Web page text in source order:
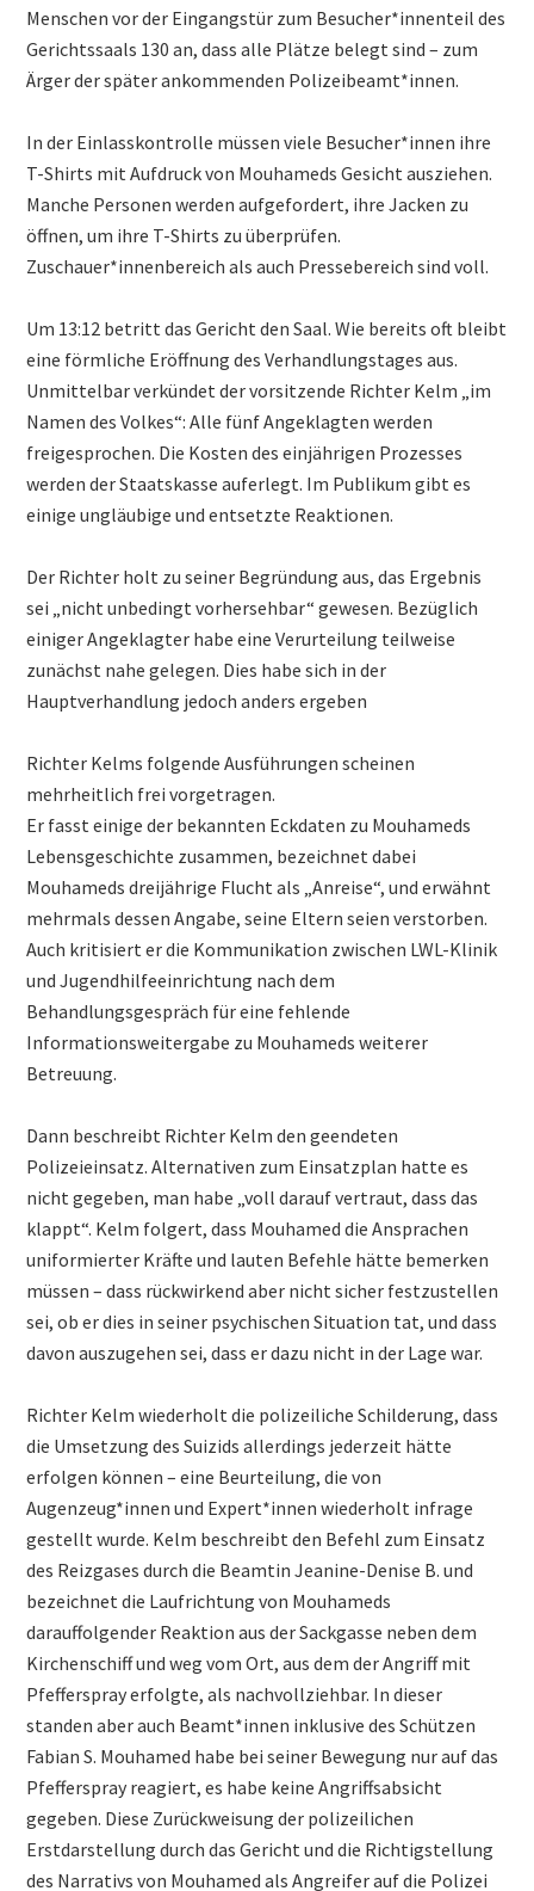
Menschen vor der Eingangstür zum Besucher*innenteil des
Gerichtssaals 130 an, dass alle Plätze belegt sind – zum
Ärger der später ankommenden Polizeibeamt*innen.
In der Einlasskontrolle müssen viele Besucher*innen ihre
T-Shirts mit Aufdruck von Mouhameds Gesicht ausziehen.
Manche Personen werden aufgefordert, ihre Jacken zu
öffnen, um ihre T-Shirts zu überprüfen.
Zuschauer*innenbereich als auch Pressebereich sind voll.
Um 13:12 betritt das Gericht den Saal. Wie bereits oft bleibt
eine förmliche Eröffnung des Verhandlungstages aus.
Unmittelbar verkündet der vorsitzende Richter Kelm „im
Namen des Volkes“: Alle fünf Angeklagten werden
freigesprochen. Die Kosten des einjährigen Prozesses
werden der Staatskasse auferlegt. Im Publikum gibt es
einige ungläubige und entsetzte Reaktionen.
Der Richter holt zu seiner Begründung aus, das Ergebnis
sei „nicht unbedingt vorhersehbar“ gewesen. Bezüglich
einiger Angeklagter habe eine Verurteilung teilweise
zunächst nahe gelegen. Dies habe sich in der
Hauptverhandlung jedoch anders ergeben
Richter Kelms folgende Ausführungen scheinen
mehrheitlich frei vorgetragen.
Er fasst einige der bekannten Eckdaten zu Mouhameds
Lebensgeschichte zusammen, bezeichnet dabei
Mouhameds dreijährige Flucht als „Anreise“, und erwähnt
mehrmals dessen Angabe, seine Eltern seien verstorben.
Auch kritisiert er die Kommunikation zwischen LWL-Klinik
und Jugendhilfeeinrichtung nach dem
Behandlungsgespräch für eine fehlende
Informationsweitergabe zu Mouhameds weiterer
Betreuung.
Dann beschreibt Richter Kelm den geendeten
Polizeieinsatz. Alternativen zum Einsatzplan hatte es
nicht gegeben, man habe „voll darauf vertraut, dass das
klappt“. Kelm folgert, dass Mouhamed die Ansprachen
uniformierter Kräfte und lauten Befehle hätte bemerken
müssen – dass rückwirkend aber nicht sicher festzustellen
sei, ob er dies in seiner psychischen Situation tat, und dass
davon auszugehen sei, dass er dazu nicht in der Lage war.
Richter Kelm wiederholt die polizeiliche Schilderung, dass
die Umsetzung des Suizids allerdings jederzeit hätte
erfolgen können – eine Beurteilung, die von
Augenzeug*innen und Expert*innen wiederholt infrage
gestellt wurde. Kelm beschreibt den Befehl zum Einsatz
des Reizgases durch die Beamtin Jeanine-Denise B. und
bezeichnet die Laufrichtung von Mouhameds
darauffolgender Reaktion aus der Sackgasse neben dem
Kirchenschiff und weg vom Ort, aus dem der Angriff mit
Pfefferspray erfolgte, als nachvollziehbar. In dieser
standen aber auch Beamt*innen inklusive des Schützen
Fabian S. Mouhamed habe bei seiner Bewegung nur auf das
Pfefferspray reagiert, es habe keine Angriffsabsicht
gegeben. Diese Zurückweisung der polizeilichen
Erstdarstellung durch das Gericht und die Richtigstellung
des Narrativs von Mouhamed als Angreifer auf die Polizei